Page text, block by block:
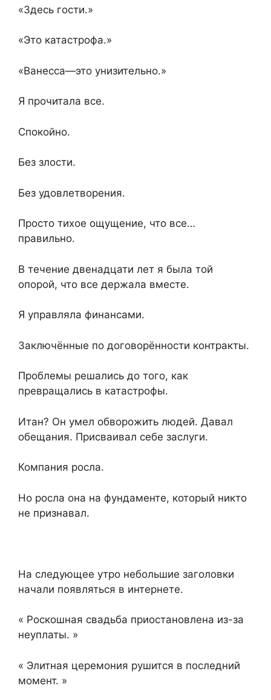
«Здесь гости.»
«Это катастрофа.»
«Ванесса—это унизительно.»
Я прочитала все.
Спокойно.
Без злости.
Без удовлетворения.
Просто тихое ощущение, что все…
правильно.
В течение двенадцати лет я была той
опорой, что все держала вместе.
Я управляла финансами.
Заключённые по договорённости контракты.
Проблемы решались до того, как
превращались в катастрофы.
Итан? Он умел обворожить людей. Давал
обещания. Присваивал себе заслуги.
Компания росла.
Но росла она на фундаменте, который никто
не признавал.
На следующее утро небольшие заголовки
начали появляться в интернете.
« Роскошная свадьба приостановлена из-за
неуплаты. »
« Элитная церемония рушится в последний
момент. »